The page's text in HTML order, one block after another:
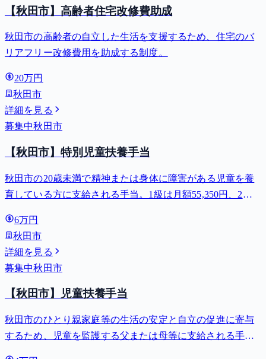
【秋田市】高齢者住宅改修費助成
秋田市の高齢者の自立した生活を支援するため、住宅のバ
リアフリー改修費用を助成する制度。
20万円
秋田市
詳細を見る
募集中秋田市
【秋田市】特別児童扶養手当
秋田市の20歳未満で精神または身体に障害がある児童を養
育している方に支給される手当。1級は月額55,350円、2級
6万円
秋田市
詳細を見る
募集中秋田市
【秋田市】児童扶養手当
秋田市のひとり親家庭等の生活の安定と自立の促進に寄与
するため、児童を監護する父または母等に支給される手